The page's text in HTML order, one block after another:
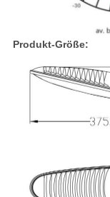
Produkt-Größe: